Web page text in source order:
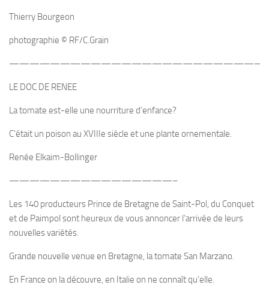
Thierry Bourgeon
photographie © RF/C.Grain
LE DOC DE RENEE
La tomate est-elle une nourriture d’enfance?
C’était un poison au XVIIIe siècle et une plante ornementale.
Renée Elkaim-Bollinger
————————————————–
Les 140 producteurs Prince de Bretagne de Saint-Pol, du Conquet
et de Paimpol sont heureux de vous annoncer l’arrivée de leurs
nouvelles variétés.
Grande nouvelle venue en Bretagne, la tomate San Marzano.
En France on la découvre, en Italie on ne connaît qu’elle.